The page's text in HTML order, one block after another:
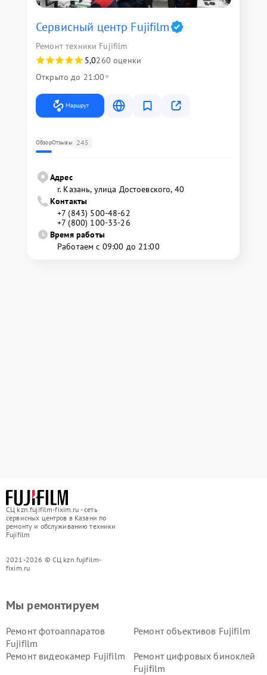
Сервисный центр Fujifilm
Ремонт техники Fujifilm
5,0260 оценки
Открыто до 21:00
Маршрут
ОбзорОтзывы 245
Адрес
г. Казань, улица Достоевского, 40
Контакты
+7 (843) 500-48-62
+7 (800) 100-33-26
Время работы
Работаем с 09:00 до 21:00
СЦ kzn.fujifilm-fixim.ru - сеть
сервисных центров в Казани по
ремонту и обслуживанию техники
Fujifilm
2021-2026 © СЦ kzn.fujifilm-
fixim.ru
Мы ремонтируем
Ремонт фотоаппаратов
Fujifilm
Ремонт объективов Fujifilm
Ремонт видеокамер Fujifilm
Ремонт цифровых биноклей
Fujifilm